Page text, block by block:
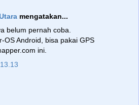
mengatakan...
belum pernah coba.
OS Android, bisa pakai GPS
ini.